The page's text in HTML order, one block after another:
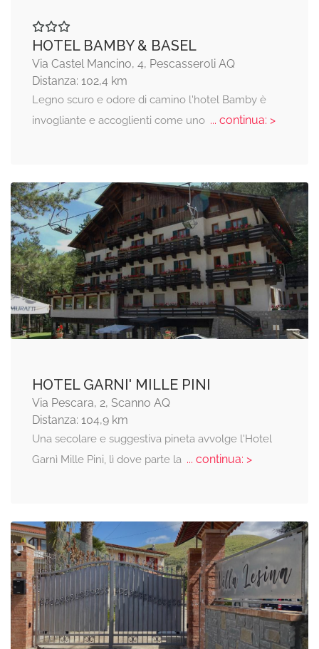
HOTEL BAMBY & BASEL
Via Castel Mancino, 4, Pescasseroli AQ
Distanza: 102,4 km
Legno scuro e odore di camino l'hotel Bamby è
invogliante e accoglienti come uno... continua: >
HOTEL GARNI' MILLE PINI
Via Pescara, 2, Scanno AQ
Distanza: 104,9 km
Una secolare e suggestiva pineta avvolge l'Hotel
Garnì Mille Pini, lì dove parte la... continua: >